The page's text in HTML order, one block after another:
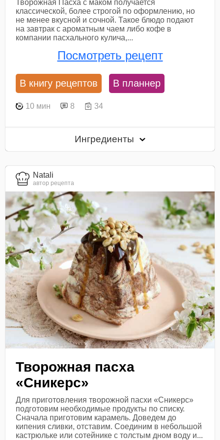
Творожная Пасха с маком получается
классической, более строгой по оформлению, но
не менее вкусной и сочной. Такое блюдо подают
на завтрак с ароматным чаем либо кофе в
компании пасхального кулича,...
Посмотреть рецепт
В книгу рецептов В планнер
10 мин 8 34
Ингредиенты
Natali
автор рецепта
Творожная пасха
«Сникерс»
Для приготовления творожной пасхи «Сникерс»
подготовим необходимые продукты по списку.
Сначала приготовим карамель. Доведем до
кипения сливки, отставим. Соединим в небольшой
кастрюльке или сотейнике с толстым дном воду и...